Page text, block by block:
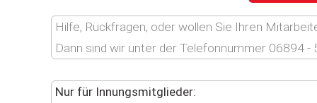
Hilfe, Rückfragen, oder wollen Sie Ihren
Dann sind wir unter der Telefonnummer 06894 -
Nur für Innungsmitglieder: